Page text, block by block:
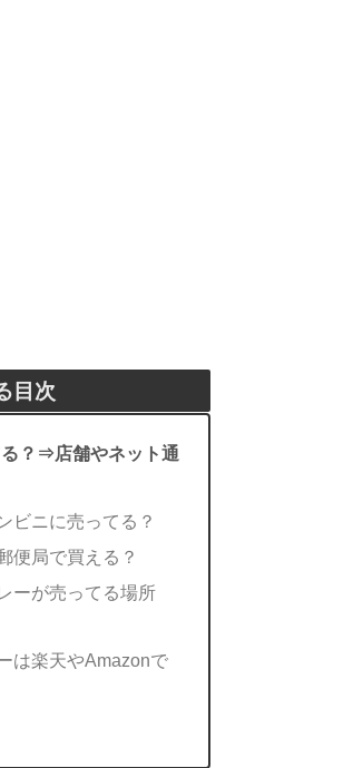
目次
？⇒店舗やネット通
ビニに売ってる？
便局で買える？
ーが売ってる場所
は楽天やAmazonで